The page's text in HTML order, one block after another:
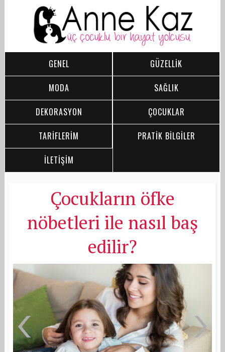
GENEL
GÜZELLİK
MODA
SAĞLIK
DEKORASYON
ÇOCUKLAR
TARİFLERİM
PRATİK BİLGİLER
İLETİŞİM
Çocukların öfke
nöbetleri ile nasıl baş
edilir?